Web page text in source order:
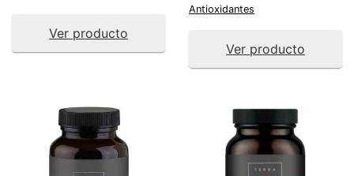
Ver producto
Antioxidantes
Ver producto